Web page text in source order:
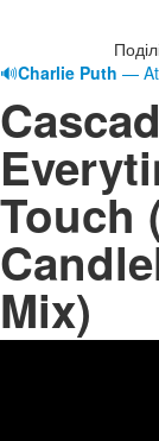
🔊Charlie Puth —
Touch
Mix)